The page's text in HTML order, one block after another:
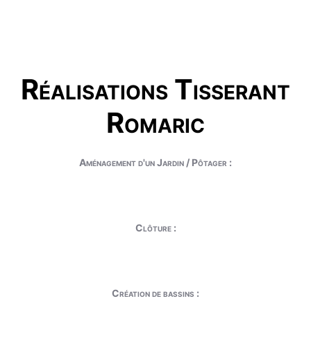
Réalisations Tisserant
Romaric
Aménagement d'un Jardin / Pôtager :
Clôture :
Création de bassins :